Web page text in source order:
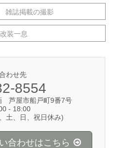
雑誌掲載の撮影
装一息
わせ先
8554
芦屋市船戸町9番7号
- 18:00
土、日、祝日休み)
合わせはこちら